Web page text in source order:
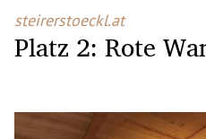
steirerstoeckl.at
Platz 2: Rote